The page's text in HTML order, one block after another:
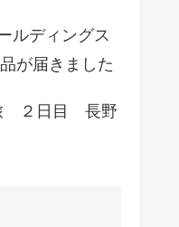
ルディングス
が届きました
２日目 長野